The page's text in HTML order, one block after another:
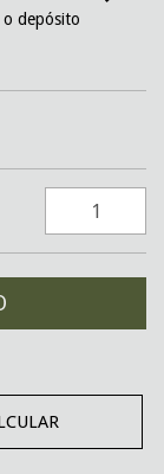
depósito